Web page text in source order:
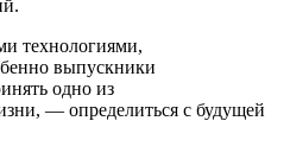
технологиями,
выпускники
одно из
— определиться с будущей